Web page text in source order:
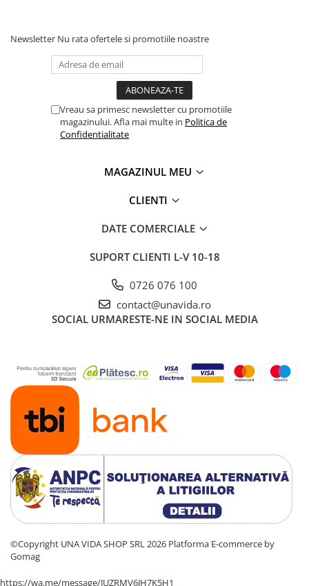
Newsletter Nu rata ofertele si promotiile noastre
Vreau sa primesc newsletter cu promotiile
magazinului. Afla mai multe in Politica de
Confidentialitate
MAGAZINUL MEU
CLIENTI
DATE COMERCIALE
SUPORT CLIENTI L-V 10-18
0726 076 100
contact@unavida.ro
SOCIAL URMARESTE-NE IN SOCIAL MEDIA
©Copyright UNA VIDA SHOP SRL 2026 Platforma E-commerce by
Gomag
https://wa.me/message/JUZRMV6JH7K5H1